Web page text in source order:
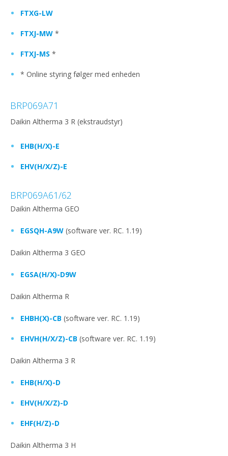
FTXG-LW
FTXJ-MW *
FTXJ-MS *
* Online styring følger med enheden
BRP069A71
Daikin Altherma 3 R (ekstraudstyr)
EHB(H/X)-E
EHV(H/X/Z)-E
BRP069A61/62
Daikin Altherma GEO
EGSQH-A9W (software ver. RC. 1.19)
Daikin Altherma 3 GEO
EGSA(H/X)-D9W
Daikin Altherma R
EHBH(X)-CB (software ver. RC. 1.19)
EHVH(H/X/Z)-CB (software ver. RC. 1.19)
Daikin Altherma 3 R
EHB(H/X)-D
EHV(H/X/Z)-D
EHF(H/Z)-D
Daikin Altherma 3 H